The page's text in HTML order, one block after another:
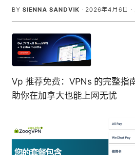
BY SIENNA SANDVIK · 2026年4月6日 ·
Vp 推荐免费：VPNs 的完整指
助你在加拿大也能上网无忧